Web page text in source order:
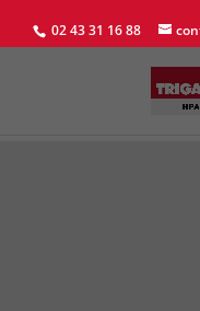
02 43 31 16 88